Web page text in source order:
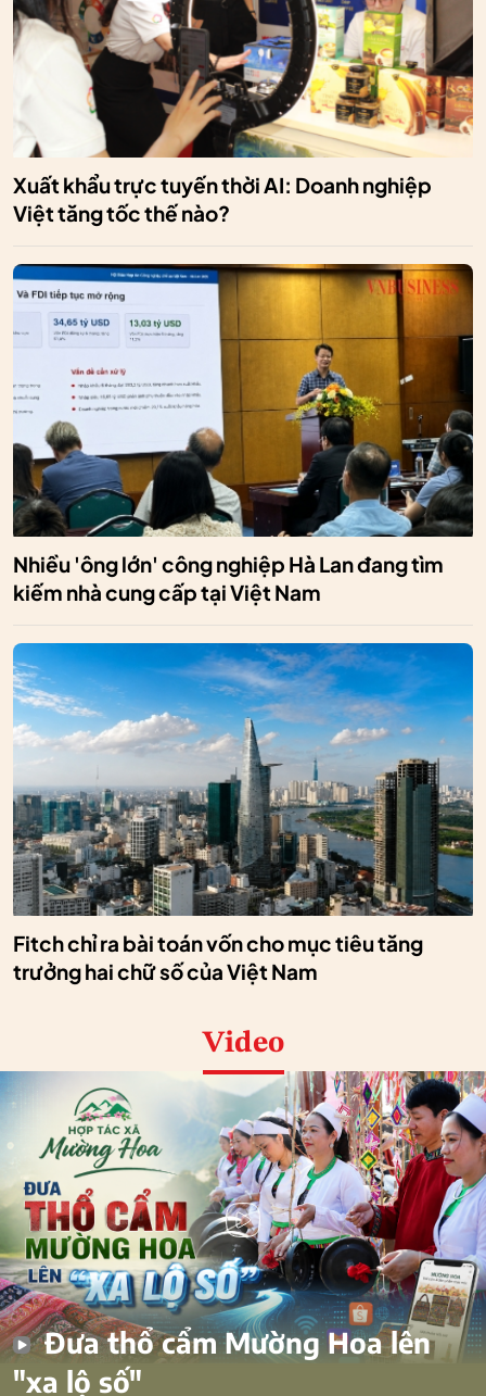
Xuất khẩu trực tuyến thời AI: Doanh nghiệp
Việt tăng tốc thế nào?
Nhiều 'ông lớn' công nghiệp Hà Lan đang tìm
kiếm nhà cung cấp tại Việt Nam
Fitch chỉ ra bài toán vốn cho mục tiêu tăng
trưởng hai chữ số của Việt Nam
Video
Đưa thổ cẩm Mường Hoa lên
"xa lộ số"